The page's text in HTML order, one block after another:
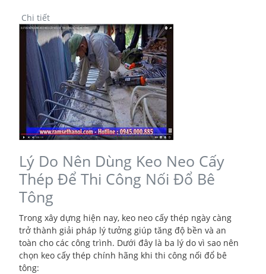
Chi tiết
Lý Do Nên Dùng Keo Neo Cấy
Thép Để Thi Công Nối Đổ Bê
Tông
Trong xây dựng hiện nay, keo neo cấy thép ngày càng
trở thành giải pháp lý tưởng giúp tăng độ bền và an
toàn cho các công trình. Dưới đây là ba lý do vì sao nên
chọn keo cấy thép chính hãng khi thi công nối đổ bê
tông: